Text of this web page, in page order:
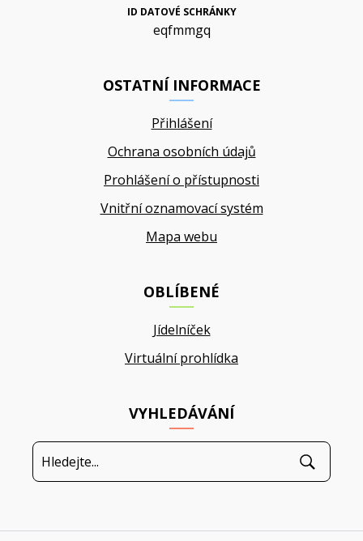
ID DATOVÉ SCHRÁNKY
eqfmmgq
OSTATNÍ INFORMACE
Přihlášení
Ochrana osobních údajů
Prohlášení o přístupnosti
Vnitřní oznamovací systém
Mapa webu
OBLÍBENÉ
Jídelníček
Virtuální prohlídka
VYHLEDÁVÁNÍ